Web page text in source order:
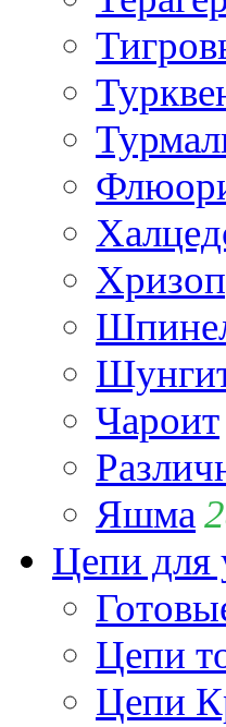
Чароит
Яшма
Цепи для
Цепи
Цепи